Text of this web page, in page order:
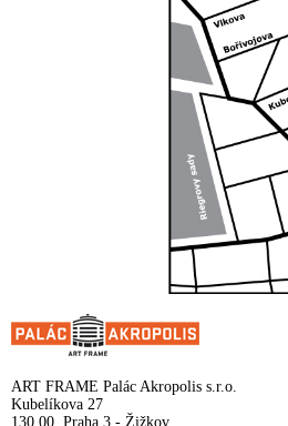
ART FRAME Palác Akropolis s.r.o.
Kubelíkova 27
130 00, Praha 3 - Žižkov